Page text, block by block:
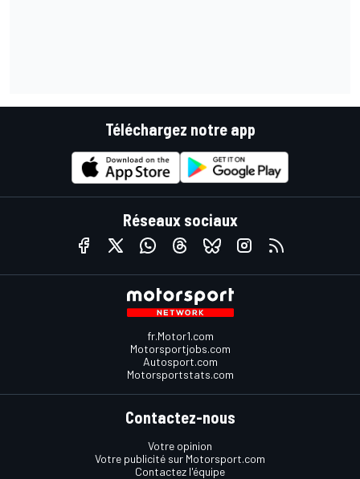
Téléchargez notre app
Réseaux sociaux
fr.Motor1.com
Motorsportjobs.com
Autosport.com
Motorsportstats.com
Contactez-nous
Votre opinion
Votre publicité sur Motorsport.com
Contactez l'équipe